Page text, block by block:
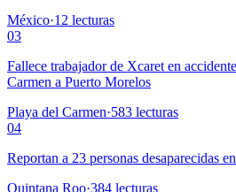
México·12 lecturas
03
Fallece trabajador de Xcaret en
Carmen a Puerto Morelos
Playa del Carmen·583 lecturas
04
Reportan a 23 personas desaparecidas
Quintana Roo·384 lecturas